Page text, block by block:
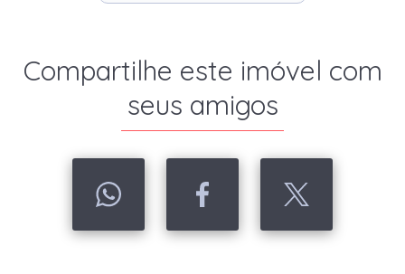
Compartilhe este imóvel com
seus amigos